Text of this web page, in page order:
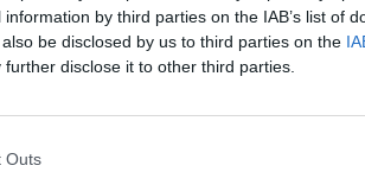
by third parties on the IAB’s list of
be disclosed by us to third parties on the
further disclose it to other third parties.
Outs
ekspertais. Laidą„ELTA
Lrytas.
Sportas koncertai